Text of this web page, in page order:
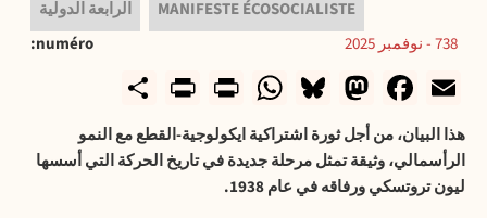
الرابعة الدولية
MANIFESTE ÉCOSOCIALISTE
numéro
738 - نوفمبر 2025
Email
Facebook
Mastodon
Bluesky
WhatsApp
Print
هذا البيان، من أجل ثورة اشتراكية ايكولوجية-القطع مع النمو
الرأسمالي، وثيقة تمثل مرحلة جديدة في تاريخ الحركة التي أسسها
ليون تروتسكي ورفاقه في عام 1938
.